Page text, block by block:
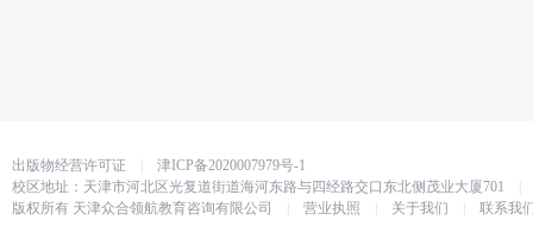
出版物经营许可证
津ICP备2020007979号-1
校区地址：天津市河北区光复道街道海河东路与四经路交口东北侧茂业大厦701
版权所有 天津众合领航教育咨询有限公司
营业执照 关于我们 联系我